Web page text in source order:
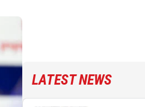
LATEST NEWS